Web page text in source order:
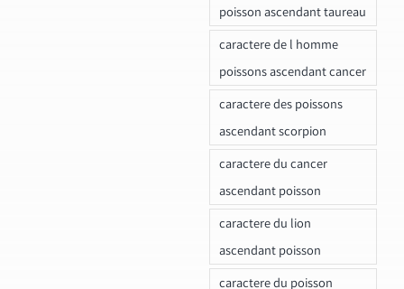
poisson ascendant taureau
caractere de l homme
poissons ascendant cancer
caractere des poissons
ascendant scorpion
caractere du cancer
ascendant poisson
caractere du lion
ascendant poisson
caractere du poisson